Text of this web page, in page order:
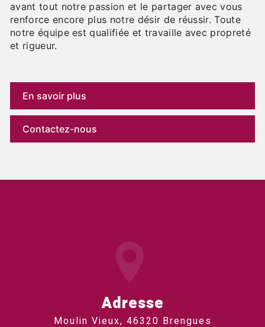
avant tout notre passion et le partager avec vous
renforce encore plus notre désir de réussir. Toute
notre équipe est qualifiée et travaille avec propreté
et rigueur.
En savoir plus
Contactez-nous
Adresse
Moulin Vieux, 46320 Brengues